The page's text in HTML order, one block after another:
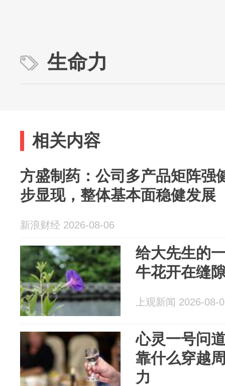
生命力
相关内容
方盛制药：公司多产品矩阵强
步显现，整体基本面稳健发展
新浪财经 2026-08-06
给大先生的
牛花开在缝
上观新闻 2026-08-
心灵一号问
靠什么穿越
力